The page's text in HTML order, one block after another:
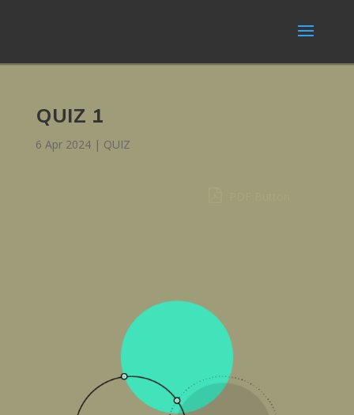
QUIZ 1
6 Apr 2024| QUIZ